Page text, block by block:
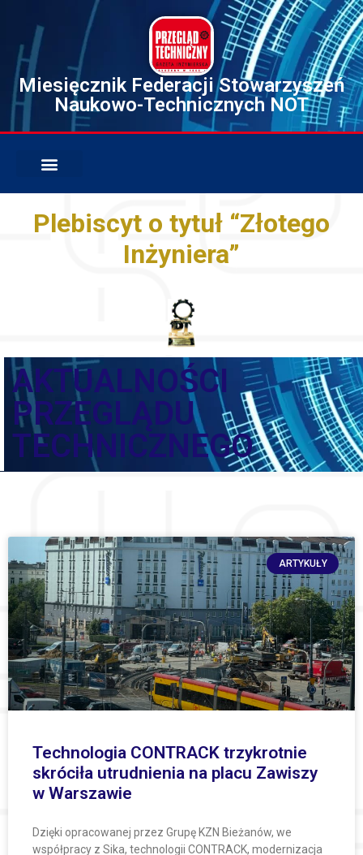
Miesięcznik Federacji Stowarzyszeń
Naukowo-Technicznych NOT
Plebiscyt o tytuł “Złotego
Inżyniera”
AKTUALNOŚCI
PRZEGLĄDU
TECHNICZNEGO
ARTYKUŁY
Technologia CONTRACK trzykrotnie
skróciła utrudnienia na placu Zawiszy
w Warszawie
Dzięki opracowanej przez Grupę KZN Bieżanów, we
współpracy z Sika, technologii CONTRACK, modernizacja